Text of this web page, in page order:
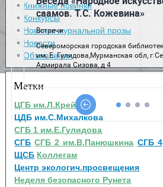
Книжные новинки
Конкурсы
Новинки журнальной прозы
Новости
Объявления
Метки
ЦГБ им.Л.Крейна
ЦДБ им.С.Михалкова
СГБ 1 им.Е.Гулидова
СГБ СГБ 2 им.В.Панюшкина СГБ 4
ЩСБ Коллегам
Центр экологич.просвещения
Неделя безопасного Рунета